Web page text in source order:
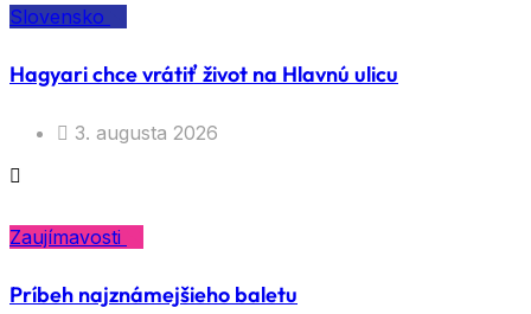
Slovensko
Hagyari chce vrátiť život na Hlavnú ulicu
3. augusta 2026
Zaujímavosti
Príbeh najznámejšieho baletu